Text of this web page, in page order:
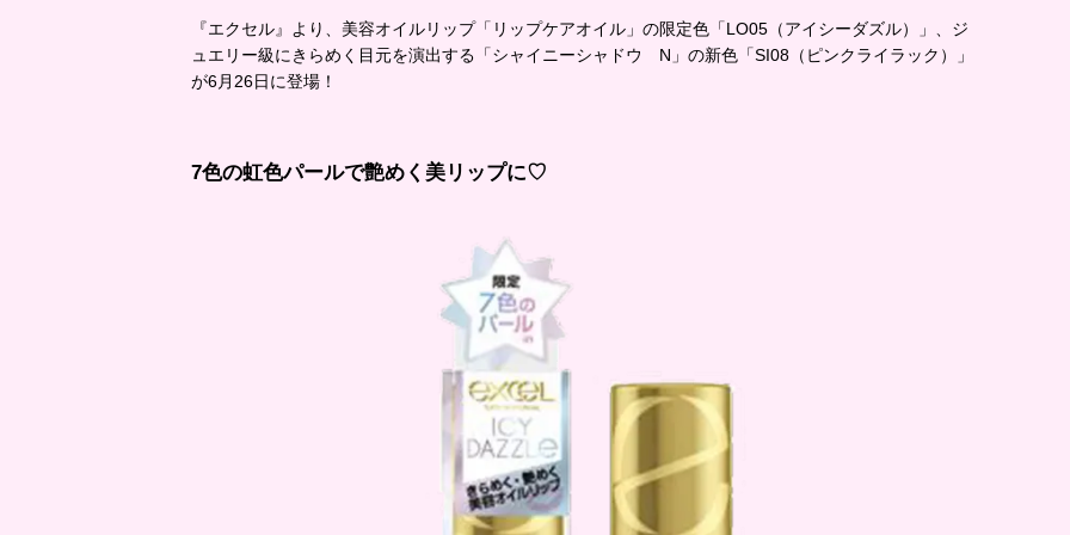
『エクセル』より、美容オイルリップ「リップケアオイル」の限定色「LO05（アイシーダズル）」、ジ
ュエリー級にきらめく目元を演出する「シャイニーシャドウ N」の新色「SI08（ピンクライラック）」
が6月26日に登場！
7色の虹色パールで艶めく美リップに♡